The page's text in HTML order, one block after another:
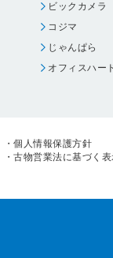
ビックカメラ
コジマ
じゃんぱら
オフィスハー
・個人情報保護方針
・古物営業法に基づく表